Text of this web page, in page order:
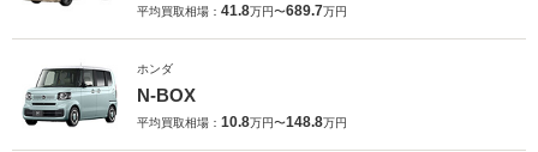
平均買取相場： 41.8万円〜689.7万円
ホンダ
N-BOX
平均買取相場： 10.8万円〜148.8万円